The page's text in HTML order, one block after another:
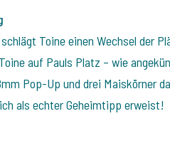
Toine einen Wechsel der
auf Pauls Platz – wie
Pop-Up und drei Maiskörner
als echter Geheimtipp erweist!